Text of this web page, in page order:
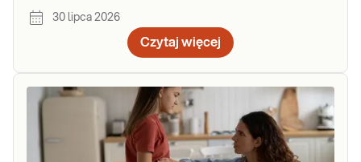
30 lipca 2026
Czytaj więcej